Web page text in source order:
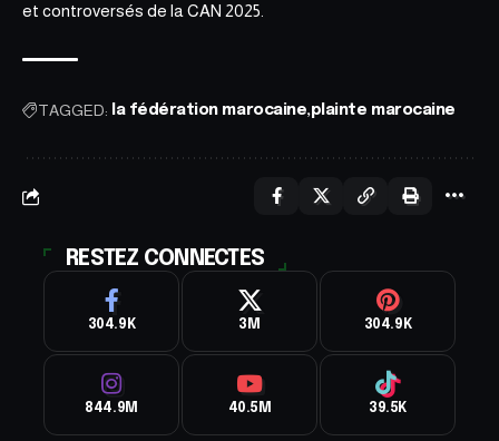
et controversés de la CAN 2025.
TAGGED: la fédération marocaine plainte marocaine
RESTEZ CONNECTES
304.9K 3M 304.9K
844.9M 40.5M 39.5K